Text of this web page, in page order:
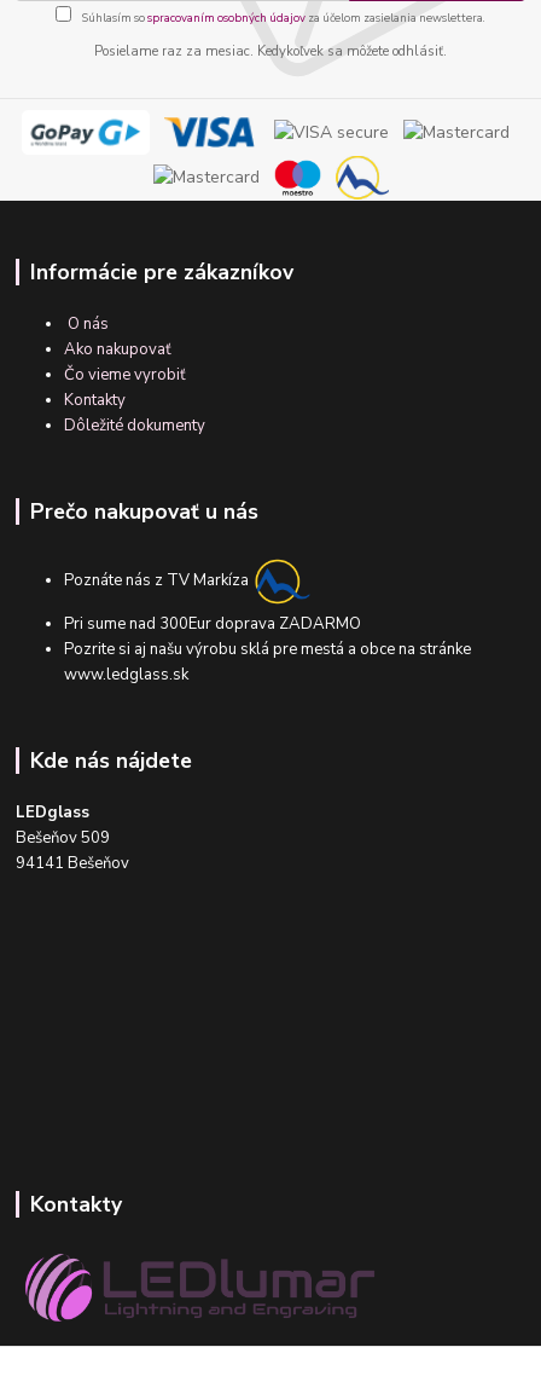
Súhlasím sospracovaním osobných údajov za účelom zasielania newslettera.
Posielame raz za mesiac. Kedykoľvek sa môžete odhlásiť.
Informácie pre zákazníkov
O nás
Ako nakupovať
Čo vieme vyrobiť
Kontakty
Dôležité dokumenty
Prečo nakupovať u nás
Poznáte nás z TV Markíza
Pri sume nad 300Eur doprava ZADARMO
Pozrite si aj našu výrobu sklá pre mestá a obce na stránke
www.ledglass.sk
Kde nás nájdete
LEDglass
Bešeňov 509
94141 Bešeňov
Kontakty